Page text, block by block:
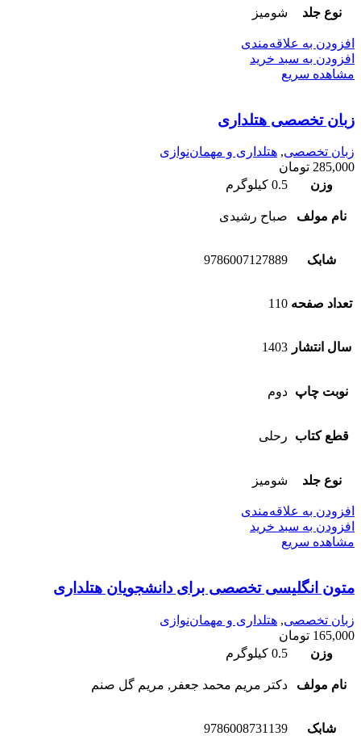
نوع جلد شومیز
افزودن به علاقه‌مندی
افزودن به سبد خرید
مشاهده سریع
زبان تخصصی هتلداری
زبان تخصصی, هتلداری و مهمان‌نوازی
285,000 تومان
وزن
0.5 کیلوگرم
نام مولف صباح رشیدی
شابک 9786007127889
تعداد صفحه 110
سال انتشار 1403
نوبت چاپ دوم
قطع کتاب رحلی
نوع جلد شومیز
افزودن به علاقه‌مندی
افزودن به سبد خرید
مشاهده سریع
متون انگلیسی تخصصی برای دانشجویان هتلداری
زبان تخصصی, هتلداری و مهمان‌نوازی
165,000 تومان
وزن
0.5 کیلوگرم
نام مولف دکتر مریم محمد جعفر, مریم گل صنم
شابک 9786008731139